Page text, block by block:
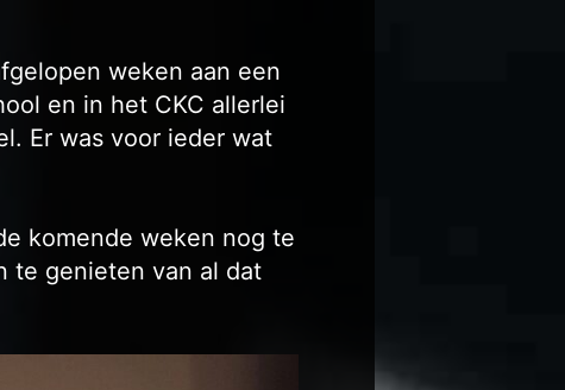
weken aan een
en in het CKC allerlei
Er was voor ieder wat
komende weken nog te
te genieten van al dat